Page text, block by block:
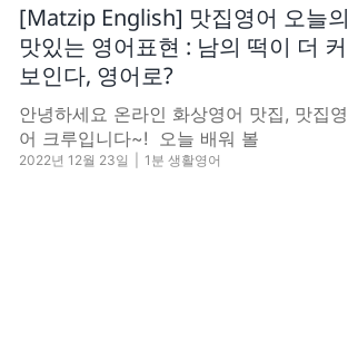
[Matzip English] 맛집영어 오늘의
맛있는 영어표현 : 남의 떡이 더 커
보인다, 영어로?
안녕하세요 온라인 화상영어 맛집, 맛집영
어 크루입니다~! ​ 오늘 배워 볼
2022년 12월 23일 1분 생활영어